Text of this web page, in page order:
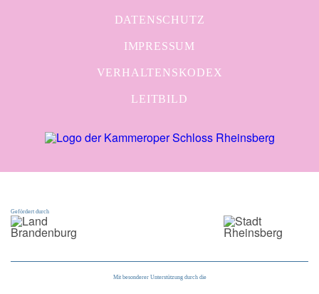
DATENSCHUTZ
IMPRESSUM
VERHALTENSKODEX
LEITBILD
Gefördert durch
Mit besonderer Unterstützung durch die